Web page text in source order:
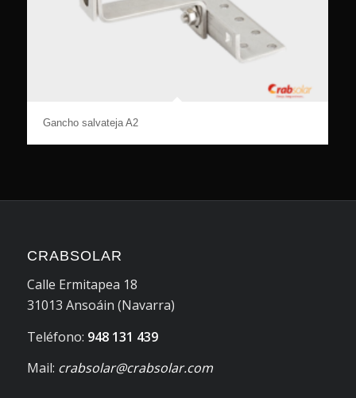
Gancho salvateja A2
CRABSOLAR
Calle Ermitapea 18
31013 Ansoáin (Navarra)
Teléfono: 948 131 439
Mail: crabsolar@crabsolar.com